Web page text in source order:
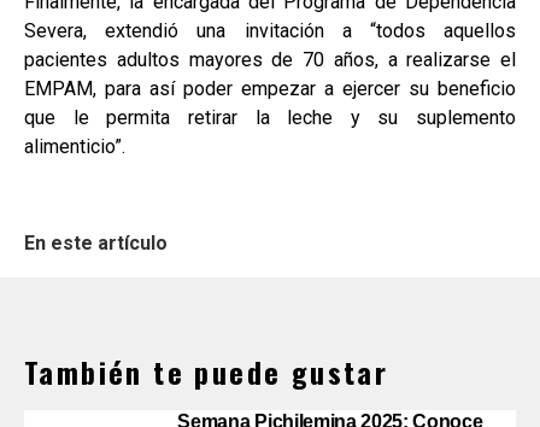
Severa, extendió una invitación a “todos aquellos
pacientes adultos mayores de 70 años, a realizarse el
EMPAM, para así poder empezar a ejercer su beneficio
que le permita retirar la leche y su suplemento
alimenticio”.
En este artículo
También te puede gustar
Semana Pichilemina 2025: Conoce